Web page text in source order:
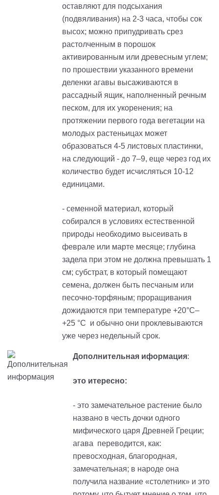
оставляют для подсыхания
(подвяливания) на 2-3 часа, чтобы сок
высох; можно припудривать срез
растолченным в порошок
активированным или древесным углем;
по прошествии указанного времени
деленки агавы высаживаются в
рассадный ящик, наполненный речным
песком, для их укоренения; на
протяжении первого года вегетации на
молодых растеньицах может
образоваться 4-5 листовых пластинки,
на следующий - до 7–9, еще через год их
количество будет исчисляться 10-12
единицами.
- семенной материал, который
собирался в условиях естественной
природы необходимо высеивать в
феврале или марте месяце; глубина
задела при этом не должна превышать 1
см; субстрат, в который помещают
семена, должен быть песчаным или
песочно-торфяным; проращивания
дожидаются при температуре +20°C–
+25 °C и обычно они проклевываются
уже через недельный срок.
Дополнительная иформация:
это итересно:
- это замечательное растение было
названо в честь дочки одного
мифического царя Древней Греции;
агава переводится, как:
превосходная, благородная,
замечательная; в народе она
получила название «столетник» и это